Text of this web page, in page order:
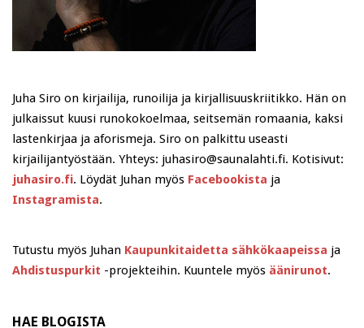
Juha Siro on kirjailija, runoilija ja kirjallisuuskriitikko. Hän on
julkaissut kuusi runokokoelmaa, seitsemän romaania, kaksi
lastenkirjaa ja aforismeja. Siro on palkittu useasti
kirjailijantyöstään. Yhteys: juhasiro@saunalahti.fi. Kotisivut:
juhasiro.fi. Löydät Juhan myös Facebookista ja
Instagramista.
Tutustu myös Juhan Kaupunkitaidetta sähkökaapeissa ja
Ahdistuspurkit -projekteihin. Kuuntele myös äänirunot.
HAE BLOGISTA